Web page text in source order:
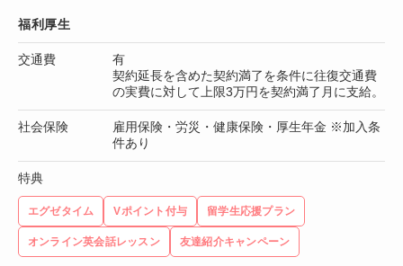
福利厚生
交通費
有
契約延長を含めた契約満了を条件に往復交通費
の実費に対して上限3万円を契約満了月に支給。
社会保険
雇用保険・労災・健康保険・厚生年金 ※加入条
件あり
特典
エグゼタイム Vポイント付与 留学生応援プラン
オンライン英会話レッスン 友達紹介キャンペーン